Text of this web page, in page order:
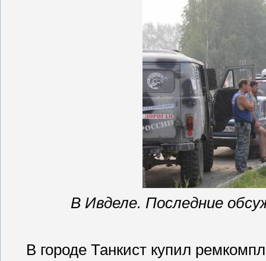
В Ивделе. Последние
В городе Танкист купил